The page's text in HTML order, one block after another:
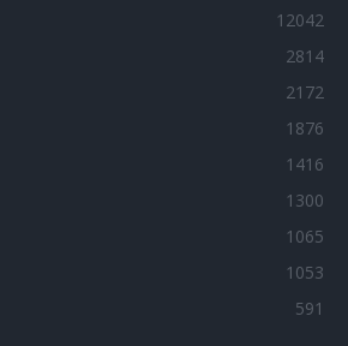
12042
2814
2172
1876
1416
1300
1065
1053
591